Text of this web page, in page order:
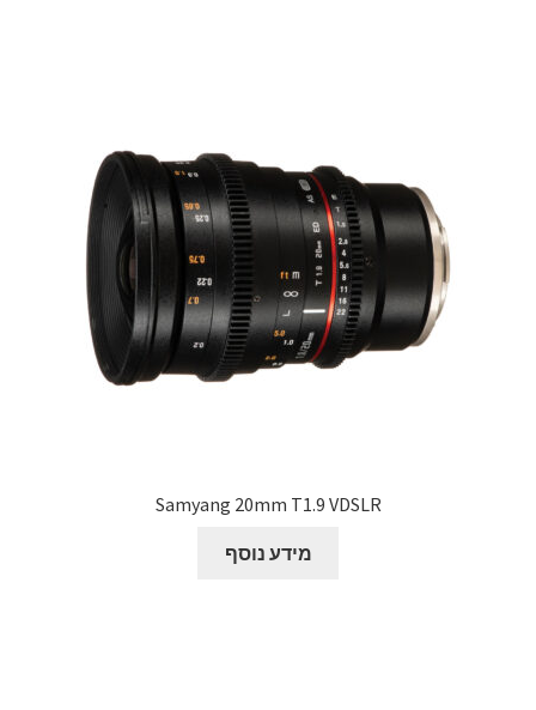
Samyang 20mm T1.9 VDSLR
מידע נוסף